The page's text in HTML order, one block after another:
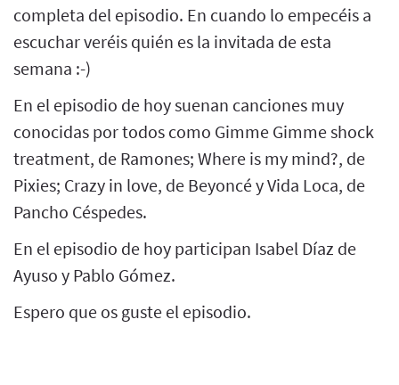
completa del episodio. En cuando lo empecéis a
escuchar veréis quién es la invitada de esta
semana :-)
En el episodio de hoy suenan canciones muy
conocidas por todos como Gimme Gimme shock
treatment, de Ramones; Where is my mind?, de
Pixies; Crazy in love, de Beyoncé y Vida Loca, de
Pancho Céspedes.
En el episodio de hoy participan Isabel Díaz de
Ayuso y Pablo Gómez.
Espero que os guste el episodio.